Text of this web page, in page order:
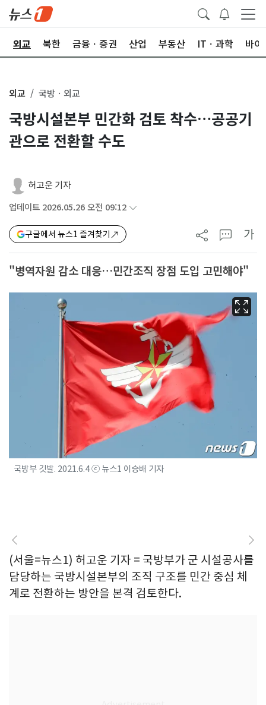
외교 북한 금융ㆍ증권 산업 부동산 ITㆍ과학 바이
외교 국방ㆍ외교
국방시설본부 민간화 검토 착수…공공기
관으로 전환할 수도
허고운 기자
업데이트 2026.05.26 오전 09:12
구글에서 뉴스1 즐겨찾기 가
"병역자원 감소 대응…민간조직 장점 도입 고민해야"
국방부 깃발. 2021.6.4 ⓒ 뉴스1 이승배 기자
(서울=뉴스1) 허고운 기자 = 국방부가 군 시설공사를
담당하는 국방시설본부의 조직 구조를 민간 중심 체
계로 전환하는 방안을 본격 검토한다.